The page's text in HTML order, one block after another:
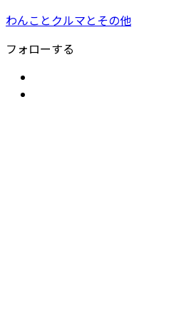
わんことクルマとその他
フォローする